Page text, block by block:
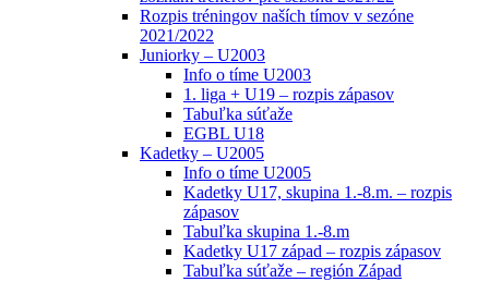
Rozpis tréningov naších tímov v sezóne
2021/2022
Juniorky – U2003
Info o tíme U2003
1. liga + U19 – rozpis zápasov
Tabuľka súťaže
EGBL U18
Kadetky – U2005
Info o tíme U2005
Kadetky U17, skupina 1.-8.m. – rozpis
zápasov
Tabuľka skupina 1.-8.m
Kadetky U17 západ – rozpis zápasov
Tabuľka súťaže – región Západ